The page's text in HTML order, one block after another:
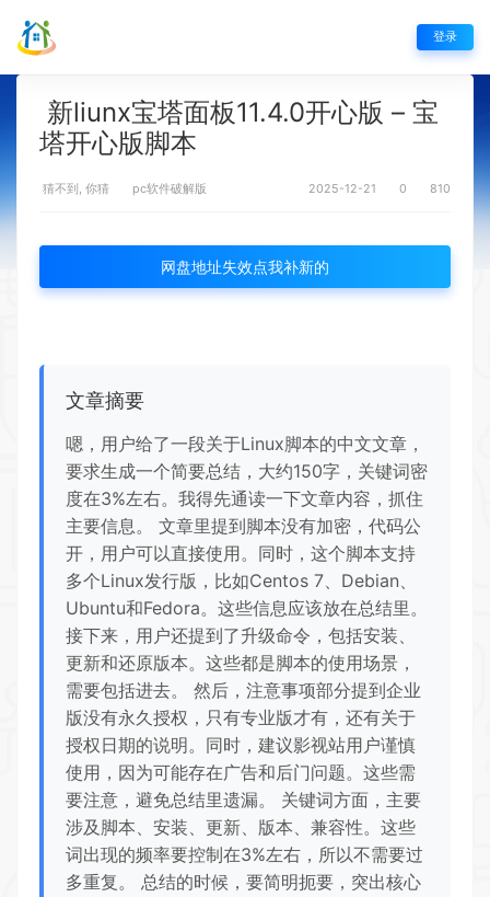
登录
新liunx宝塔面板11.4.0开心版 – 宝
塔开心版脚本
猜不到, 你猜 pc软件破解版 2025-12-21 0 810
网盘地址失效点我补新的
文章摘要
嗯，用户给了一段关于Linux脚本的中文文章，
要求生成一个简要总结，大约150字，关键词密
度在3%左右。我得先通读一下文章内容，抓住
主要信息。 文章里提到脚本没有加密，代码公
开，用户可以直接使用。同时，这个脚本支持
多个Linux发行版，比如Centos 7、Debian、
Ubuntu和Fedora。这些信息应该放在总结里。
接下来，用户还提到了升级命令，包括安装、
更新和还原版本。这些都是脚本的使用场景，
需要包括进去。 然后，注意事项部分提到企业
版没有永久授权，只有专业版才有，还有关于
授权日期的说明。同时，建议影视站用户谨慎
使用，因为可能存在广告和后门问题。这些需
要注意，避免总结里遗漏。 关键词方面，主要
涉及脚本、安装、更新、版本、兼容性。这些
词出现的频率要控制在3%左右，所以不需要过
多重复。 总结的时候，要简明扼要，突出核心